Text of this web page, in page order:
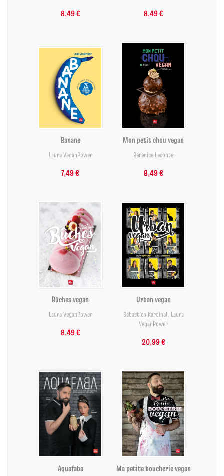
8,49 € 8,49 €
Banane
Laura VeganPower
7,49 €
Mon petit chou vegan
Bérénice Leconte
8,49 €
Bûches vegan
Laura VeganPower
8,49 €
Urban vegan
Sébastien Kardinal, Laura
VeganPower
20,99 €
Aquafaba Ma petite boucherie vegan